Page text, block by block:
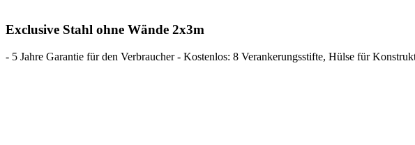
Exclusive Stahl ohne Wände 2x3m
- 5 Jahre Garantie für den Verbraucher - Kostenlos: 8 Verankerungsstifte, Hülse für